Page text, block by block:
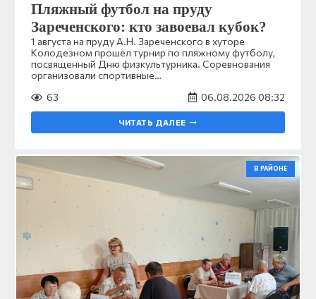
Пляжный футбол на пруду
Зареченского: кто завоевал кубок?
1 августа на пруду А.Н. Зареченского в хуторе
Колодезном прошел турнир по пляжному футболу,
посвященный Дню физкультурника. Соревнования
организовали спортивные…
63
06.08.2026 08:32
ЧИТАТЬ ДАЛЕЕ
В РАЙОНЕ